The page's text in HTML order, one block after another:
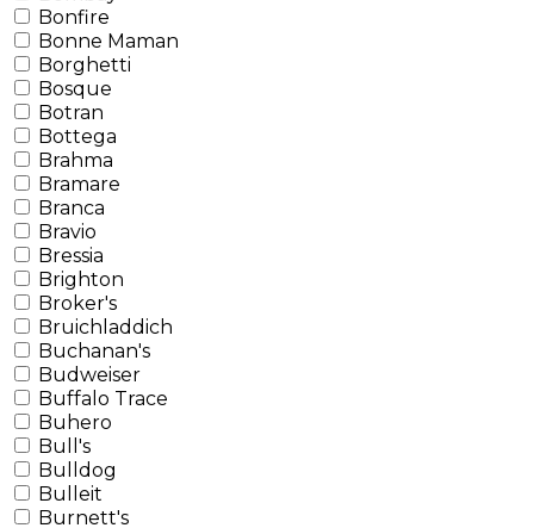
Bonfire
Bonne Maman
Borghetti
Bosque
Botran
Bottega
Brahma
Bramare
Branca
Bravio
Bressia
Brighton
Broker's
Bruichladdich
Buchanan's
Budweiser
Buffalo Trace
Buhero
Bull's
Bulldog
Bulleit
Burnett's